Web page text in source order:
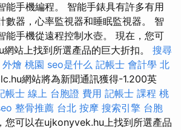
能手機編程。 智能手錶具有許多有用
數器，心率監視器和睡眠監視器。 智
能手機從遠程控制水壺。 現在，您可
站上找到所選產品的巨大折扣。 搜尋
外燴 桃園 seo是什么 記帳士 會計學 北
網站將為新聞通訊獲得-1.200英
帳士 線上 台胞證 費用 記帳士 課程 桃
整骨推薦 台北 按摩 搜索引擎 台胞
您可以在ujkonyvek.hu上找到所選產品